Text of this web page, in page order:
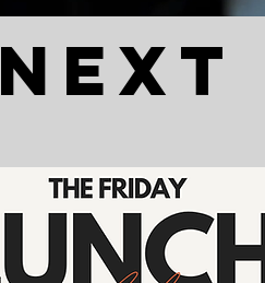
UNSERE
NEXT